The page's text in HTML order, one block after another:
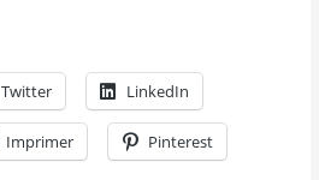
Twitter LinkedIn
Imprimer Pinterest